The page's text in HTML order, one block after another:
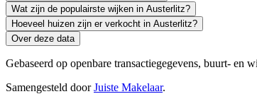
Wat zijn de populairste wijken in Austerlitz?
Hoeveel huizen zijn er verkocht in Austerlitz?
Over deze data
Gebaseerd op openbare transactiegegevens, buurt-
Samengesteld doorJuiste Makelaar.